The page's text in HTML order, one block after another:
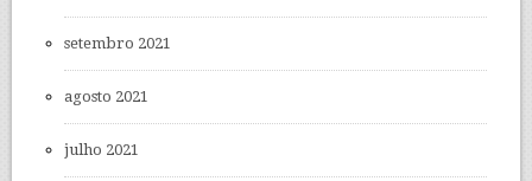
setembro 2021
agosto 2021
julho 2021